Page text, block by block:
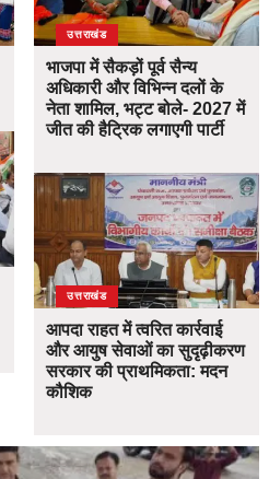
उत्तराखंड
भाजपा में सैकड़ों पूर्व सैन्य
अधिकारी और विभिन्न दलों के
नेता शामिल, भट्ट बोले- 2027 में
जीत की हैट्रिक लगाएगी पार्टी
उत्तराखंड
आपदा राहत में त्वरित कार्रवाई
और आयुष सेवाओं का सुदृढ़ीकरण
सरकार की प्राथमिकता: मदन
कौशिक